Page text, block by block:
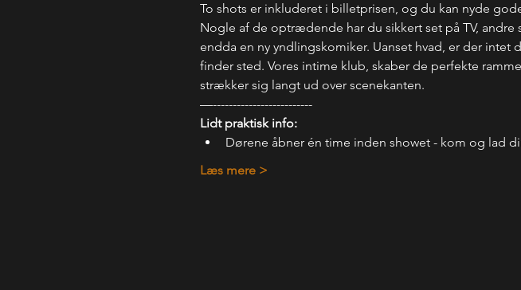
To shots er inkluderet i billetprisen, og du kan nyde
Nogle af de optrædende har du sikkert set på TV,
endda en ny yndlingskomiker. Uanset hvad, er der
finder sted. Vores intime klub, skaber de perfekte
strækker sig langt ud over scenekanten.
—-------------------------
Lidt praktisk info:
Dørene åbner én time inden showet - kom og lad
Læs mere >